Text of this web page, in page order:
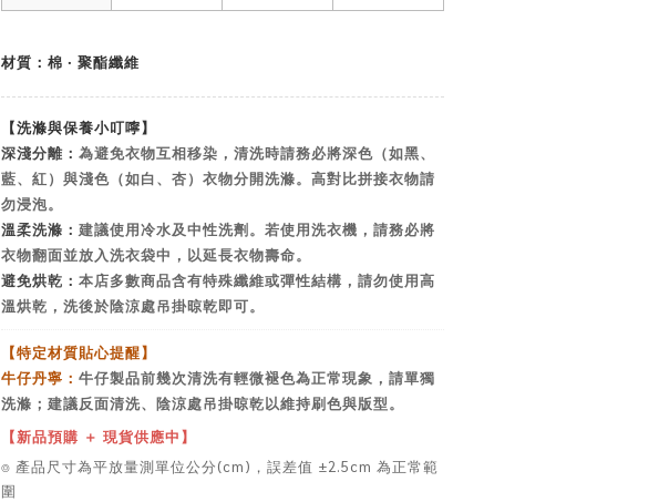
材質：棉 ‧ 聚酯纖維
【洗滌與保養小叮嚀】
深淺分離： 為避免衣物互相移染，清洗時請務必將深色（如黑、
藍、紅）與淺色（如白、杏）衣物分開洗滌。高對比拼接衣物請
勿浸泡。
溫柔洗滌： 建議使用冷水及中性洗劑。若使用洗衣機，請務必將
衣物翻面並放入洗衣袋中，以延長衣物壽命。
避免烘乾： 本店多數商品含有特殊纖維或彈性結構，請勿使用高
溫烘乾，洗後於陰涼處吊掛晾乾即可。
【特定材質貼心提醒】
牛仔丹寧： 牛仔製品前幾次清洗有輕微褪色為正常現象，請單獨
洗滌；建議反面清洗、陰涼處吊掛晾乾以維持刷色與版型。
【新品預購 ＋ 現貨供應中】
⌾ 產品尺寸為平放量測單位公分(cm)，誤差值 ±2.5cm 為正常範
圍